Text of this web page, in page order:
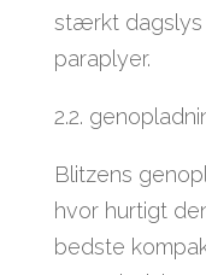
stærkt dagslys
paraplyer.
2.2.
Blitzens
hvor hurtigt
bedste